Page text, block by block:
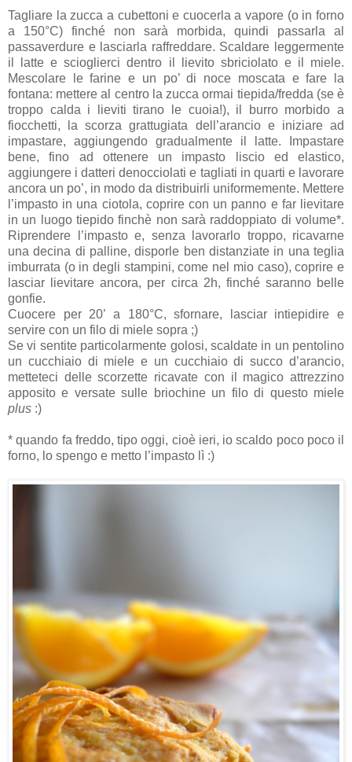
Tagliare la zucca a cubettoni e cuocerla a vapore (o in forno
a 150°C) finché non sarà morbida, quindi passarla al
passaverdure e lasciarla raffreddare. Scaldare leggermente
il latte e scioglierci dentro il lievito sbriciolato e il miele.
Mescolare le farine e un po’ di noce moscata e fare la
fontana: mettere al centro la zucca ormai tiepida/fredda (se è
troppo calda i lieviti tirano le cuoia!), il burro morbido a
fiocchetti, la scorza grattugiata dell’arancio e iniziare ad
impastare, aggiungendo gradualmente il latte. Impastare
bene, fino ad ottenere un impasto liscio ed elastico,
aggiungere i datteri denocciolati e tagliati in quarti e lavorare
ancora un po’, in modo da distribuirli uniformemente. Mettere
l’impasto in una ciotola, coprire con un panno e far lievitare
in un luogo tiepido finchè non sarà raddoppiato di volume*.
Riprendere l’impasto e, senza lavorarlo troppo, ricavarne
una decina di palline, disporle ben distanziate in una teglia
imburrata (o in degli stampini, come nel mio caso), coprire e
lasciar lievitare ancora, per circa 2h, finché saranno belle
gonfie.
Cuocere per 20’ a 180°C, sfornare, lasciar intiepidire e
servire con un filo di miele sopra ;)
Se vi sentite particolarmente golosi, scaldate in un pentolino
un cucchiaio di miele e un cucchiaio di succo d’arancio,
metteteci delle scorzette ricavate con il magico attrezzino
apposito e versate sulle briochine un filo di questo miele
plus :)
* quando fa freddo, tipo oggi, cioè ieri, io scaldo poco poco il
forno, lo spengo e metto l’impasto lì :)